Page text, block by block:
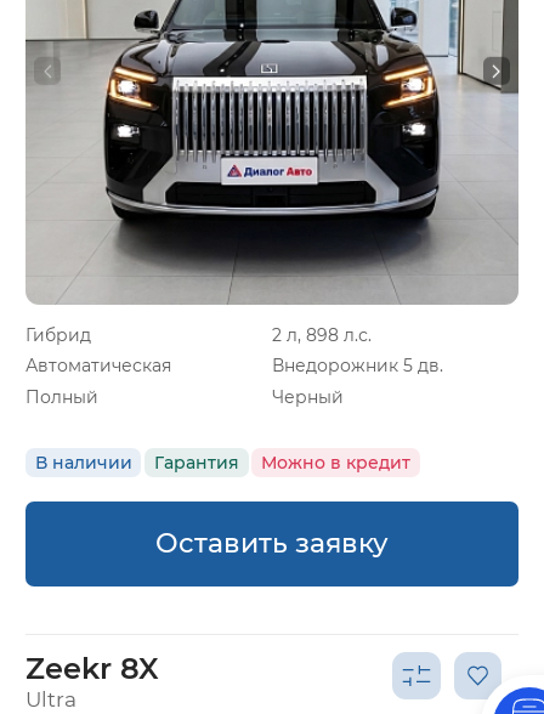
Гибрид
2 л, 898 л.с.
Автоматическая
Внедорожник 5 дв.
Полный
Черный
В наличии Гарантия Можно в кредит
Оставить заявку
Zeekr 8X
Ultra